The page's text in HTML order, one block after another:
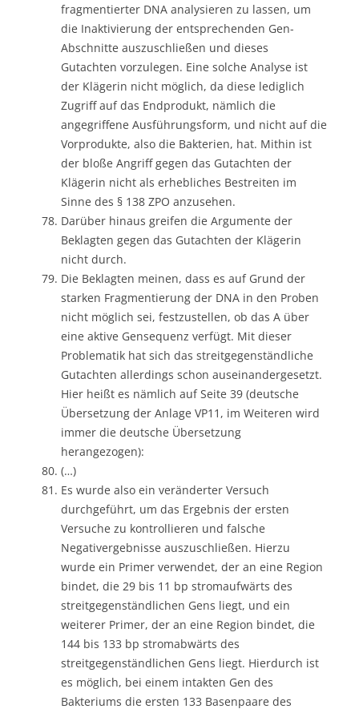
fragmentierter DNA analysieren zu lassen, um
die Inaktivierung der entsprechenden Gen-
Abschnitte auszuschließen und dieses
Gutachten vorzulegen. Eine solche Analyse ist
der Klägerin nicht möglich, da diese lediglich
Zugriff auf das Endprodukt, nämlich die
angegriffene Ausführungsform, und nicht auf die
Vorprodukte, also die Bakterien, hat. Mithin ist
der bloße Angriff gegen das Gutachten der
Klägerin nicht als erhebliches Bestreiten im
Sinne des § 138 ZPO anzusehen.
Darüber hinaus greifen die Argumente der
Beklagten gegen das Gutachten der Klägerin
nicht durch.
Die Beklagten meinen, dass es auf Grund der
starken Fragmentierung der DNA in den Proben
nicht möglich sei, festzustellen, ob das A über
eine aktive Gensequenz verfügt. Mit dieser
Problematik hat sich das streitgegenständliche
Gutachten allerdings schon auseinandergesetzt.
Hier heißt es nämlich auf Seite 39 (deutsche
Übersetzung der Anlage VP11, im Weiteren wird
immer die deutsche Übersetzung
herangezogen):
(…)
Es wurde also ein veränderter Versuch
durchgeführt, um das Ergebnis der ersten
Versuche zu kontrollieren und falsche
Negativergebnisse auszuschließen. Hierzu
wurde ein Primer verwendet, der an eine Region
bindet, die 29 bis 11 bp stromaufwärts des
streitgegenständlichen Gens liegt, und ein
weiterer Primer, der an eine Region bindet, die
144 bis 133 bp stromabwärts des
streitgegenständlichen Gens liegt. Hierdurch ist
es möglich, bei einem intakten Gen des
Bakteriums die ersten 133 Basenpaare des